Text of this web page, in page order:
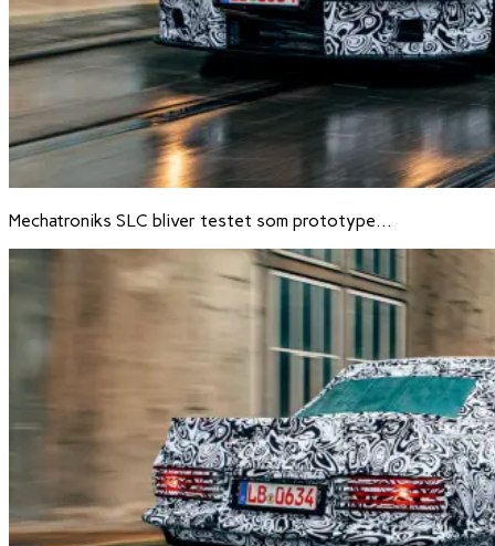
Mechatroniks SLC bliver testet som prototype…